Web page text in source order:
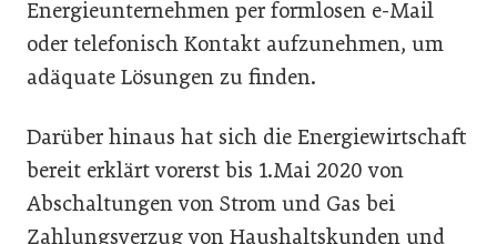
Energieunternehmen per formlosen e-Mail
oder telefonisch Kontakt aufzunehmen, um
adäquate Lösungen zu finden.
Darüber hinaus hat sich die Energiewirtschaft
bereit erklärt vorerst bis 1.Mai 2020 von
Abschaltungen von Strom und Gas bei
Zahlungsverzug von Haushaltskunden und